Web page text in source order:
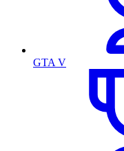
GTA V